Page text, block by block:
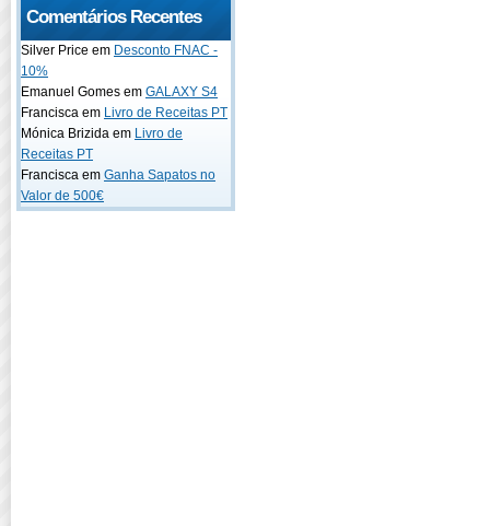
Comentários Recentes
Silver Price em Desconto FNAC -
10%
Emanuel Gomes em GALAXY S4
Francisca em Livro de Receitas PT
Mónica Brizida em Livro de
Receitas PT
Francisca em Ganha Sapatos no
Valor de 500€